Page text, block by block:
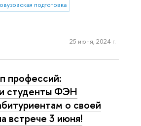
подготовка
25 июня, 2024 г.
профессий:
студенты ФЭН
о своей
встрече 3 июня!